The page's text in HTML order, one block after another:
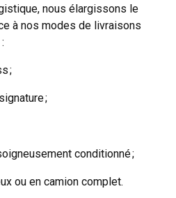
nous élargissons le
à nos modes de livraisons
;
;
conditionné ;
ou en camion complet.